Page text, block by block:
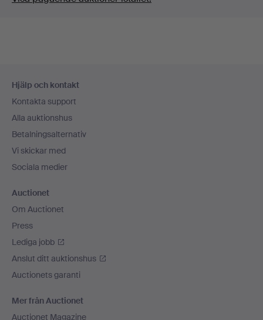
Hjälp och kontakt
Kontakta support
Alla auktionshus
Betalningsalternativ
Vi skickar med
Sociala medier
Auctionet
Om Auctionet
Press
Lediga jobb
Anslut ditt auktionshus
Auctionets garanti
Mer från Auctionet
Auctionet Magazine